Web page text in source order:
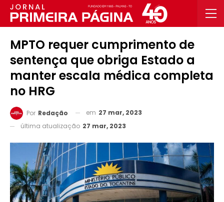
MPTO requer cumprimento de
sentença que obriga Estado a
manter escala médica completa
no HRG
Por Redação em 27 mar, 2023
última atualização 27 mar, 2023